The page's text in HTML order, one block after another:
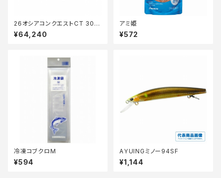
26オシアコンクエストCT 300
XG
¥64,240
アミ姫
¥572
冷凍コブクロM
¥594
AＹUINGミノー94SF
¥1,144